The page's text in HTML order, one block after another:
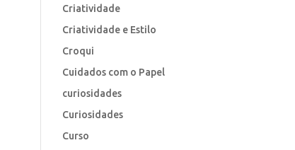
Criatividade
Criatividade e Estilo
Croqui
Cuidados com o Papel
curiosidades
Curiosidades
Curso